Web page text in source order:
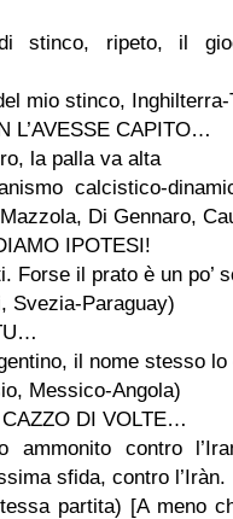
di stinco, ripeto, il
mio stinco, Inghilterra-
L’AVESSE CAPITO…
la palla va alta
calcistico-
Di Gennaro,
IPOTESI!
Forse il prato è un po’
Svezia-Paraguay)
il nome stesso lo
Messico-Angola)
DI VOLTE…
ammonito contro
sfida, contro l’Iràn.
partita) [A meno